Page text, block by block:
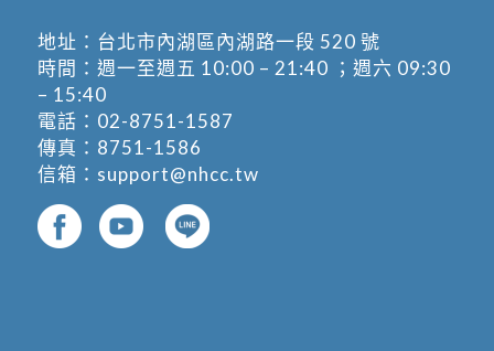
地址： 台北市內湖區內湖路一段 520 號
時間：週一至週五 10:00 – 21:40 ；週六 09:30
– 15:40
電話： 02-8751-1587
傳真：8751-1586
信箱： support@nhcc.tw